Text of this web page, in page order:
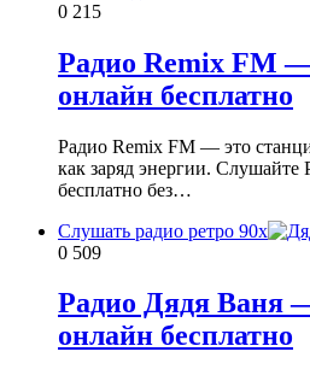
0 215
Радио Remix FM
онлайн бесплатно
Радио Remix FM — это
как заряд энергии.
бесплатно без…
Слушать радио ретро 90х
0 509
Радио Дядя Ваня
онлайн бесплатно